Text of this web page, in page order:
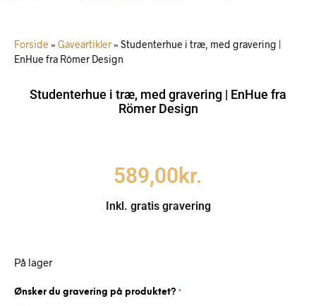
Forside » Gaveartikler » Studenterhue i træ, med gravering |
EnHue fra Römer Design
Studenterhue i træ, med gravering | EnHue fra
Römer Design
589,00kr.
Inkl. gratis gravering
På lager
Ønsker du gravering på produktet? *